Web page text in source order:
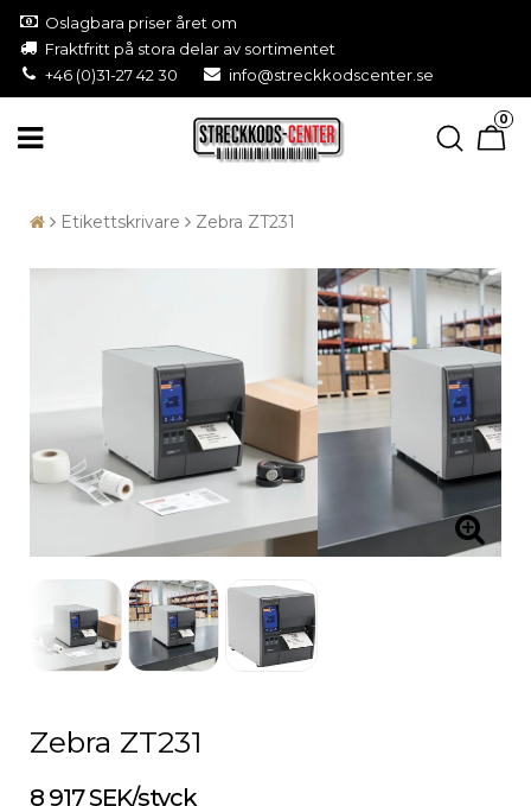
Oslagbara priser året om
Fraktfritt på stora delar av sortimentet
+46 (0)31-27 42 30
info@streckkodscenter.se
0
Etikettskrivare Zebra ZT231
Zebra ZT231
8 917 SEK/styck